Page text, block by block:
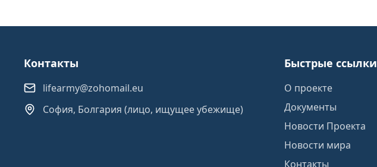
Контакты
lifearmy@zohomail.eu
София, Болгария (лицо, ищущее убежище)
Быстрые ссылки
О проекте
Документы
Новости Проекта
Новости мира
Контакты